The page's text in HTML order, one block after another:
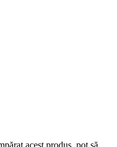
acest produs, pot să